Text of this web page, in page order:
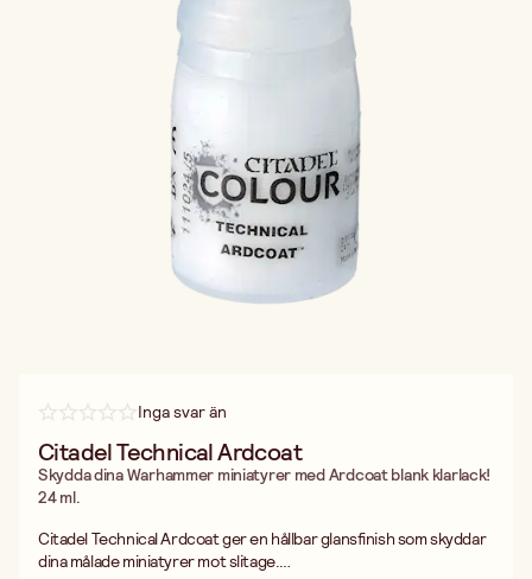
Inga svar än
Citadel Technical Ardcoat
Skydda dina Warhammer miniatyrer med Ardcoat blank klarlack!
24 ml.
Citadel Technical Ardcoat ger en hållbar glansfinish som skyddar
dina målade miniatyrer mot slitage.